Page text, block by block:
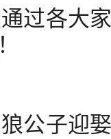
过各大
公子迎